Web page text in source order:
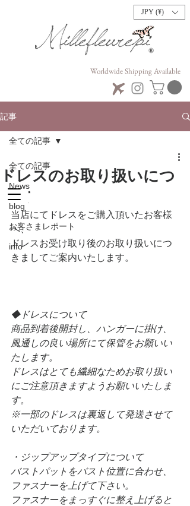
JPY (¥)
Worldwide Shipping Available
記事
全ての記事
News
blog
お客さまレポート
info
全ての記事
ドレスのお取り扱いにつ
いて
当店にてドレスをご購入頂いたお客様
へ、
ドレスお受け取り後のお取り扱いにつ
きましてご案内いたします。
◆ドレスについて
商品到着後開封し、ハンガーに掛け、
⾵通しの良い場所にて保管をお願いい
たします。
ドレスはとても繊細なためお取り扱い
にご注意頂きますようお願いいたしま
す。
※一部のドレスは裏返して発送させて
いただいております。
・ジップアップタイプについて
バストパットをバスト位置に合わせ、
ファスナーを上げて下さい。
ファスナーをまっすぐに整え上げると